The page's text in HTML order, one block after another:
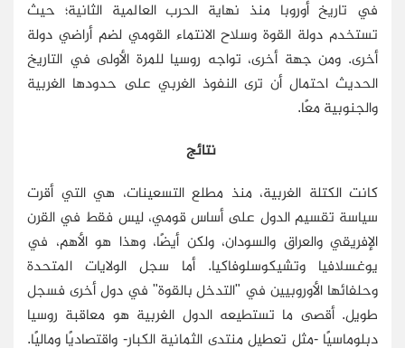
في تاريخ أوروبا منذ نهاية الحرب العالمية الثانية؛ حيث
تستخدم دولة القوة وسلاح الانتماء القومي لضم أراضي دولة
أخرى. ومن جهة أخرى، تواجه روسيا للمرة الأولى في التاريخ
الحديث احتمال أن ترى النفوذ الغربي على حدودها الغربية
والجنوبية معًا.
نتائج
كانت الكتلة الغربية، منذ مطلع التسعينات، هي التي أقرت
سياسة تقسيم الدول على أساس قومي، ليس فقط في القرن
الإفريقي والعراق والسودان، ولكن أيضًا، وهذا هو الأهم، في
يوغسلافيا وتشيكوسلوفاكيا. أما سجل الولايات المتحدة
وحلفائها الأوروبيين في "التدخل بالقوة" في دول أخرى فسجل
طويل. أقصى ما تستطيعه الدول الغربية هو معاقبة روسيا
دبلوماسيًا -مثل تعطيل منتدى الثمانية الكبار- واقتصاديًا وماليًا.